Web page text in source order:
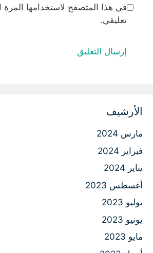
في هذا المتصفح لاستخدامها المرة
تعليقي.
الأرشيف
مارس 2024
فبراير 2024
يناير 2024
أغسطس 2023
يوليو 2023
يونيو 2023
مايو 2023